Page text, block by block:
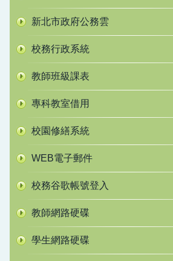
新北市政府公務雲
校務行政系統
教師班級課表
專科教室借用
校園修繕系統
WEB電子郵件
校務谷歌帳號登入
教師網路硬碟
學生網路硬碟